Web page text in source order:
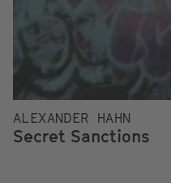
ALEXANDER HAHN
Secret Sanctions